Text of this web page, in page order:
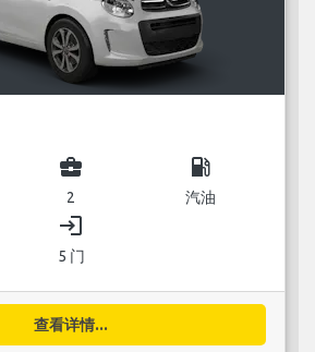
business_center
2
local_gas_station
汽油
login
5 门
查看详情...